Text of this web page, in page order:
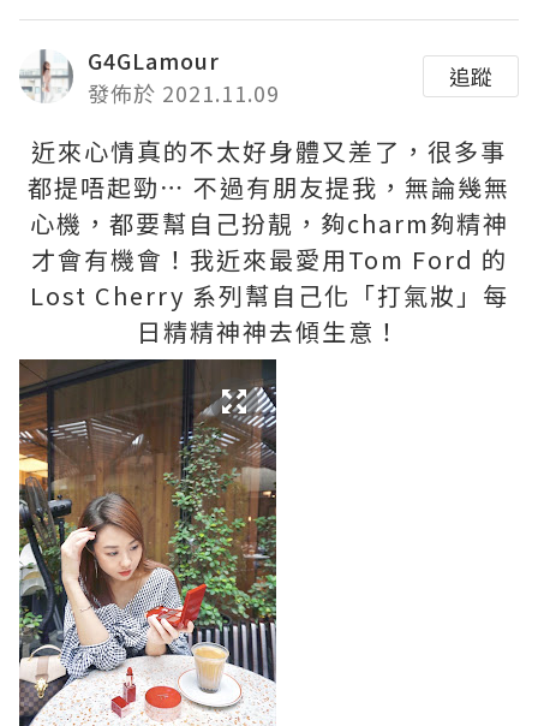
G4GLamour
發佈於 2021.11.09
追蹤
近來心情真的不太好身體又差了，很多事
都提唔起勁⋯ 不過有朋友提我，無論幾無
心機，都要幫自己扮靚，夠charm夠精神
才會有機會！我近來最愛用Tom Ford 的
Lost Cherry 系列幫自己化「打氣妝」每
日精精神神去傾生意！